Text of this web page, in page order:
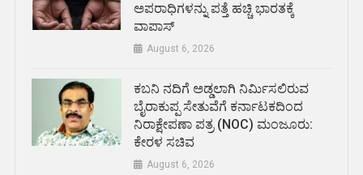
ಅಪರಾಧಿಗಳನ್ನು ಪತ್ತೆ ಹಚ್ಚಿ ಭಾರತಕ್ಕೆ
ವಾಪಾಸ್
August 6, 2026
ಕಬನಿ ನದಿಗೆ ಅಡ್ಡಲಾಗಿ ನಿರ್ಮಿಸಲಿರುವ
ಬೈರಾಕುಪ್ಪ ಸೇತುವೆಗೆ ಕರ್ನಾಟಕದಿಂದ
ನಿರಾಕ್ಷೇಪಣಾ ಪತ್ರ (NOC) ಮಂಜೂರು:
ಕೇರಳ ಸಚಿವ
August 6, 2026